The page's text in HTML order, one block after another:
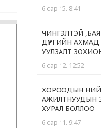
6 сар 15. 8:41
ЧИНГЭЛТЭЙ
ДҮҮРГИЙН
УУЛЗАЛТ
6 сар 12. 12:52
ХОРООДЫН
АЖИЛТНУУДЫН
ХУРАЛ БОЛЛОО
6 сар 11. 9:47